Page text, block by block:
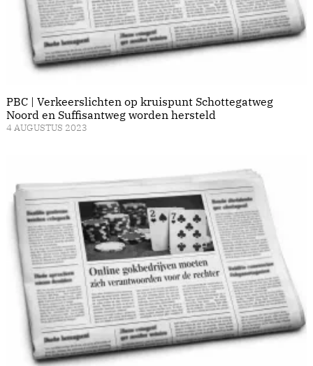
PBC | Verkeerslichten op kruispunt Schottegatweg
Noord en Suffisantweg worden hersteld
4 AUGUSTUS 2023